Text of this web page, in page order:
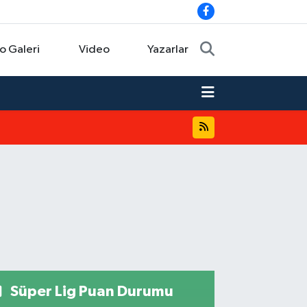
Galeri Video Yazarlar
Süper Lig Puan Durumu